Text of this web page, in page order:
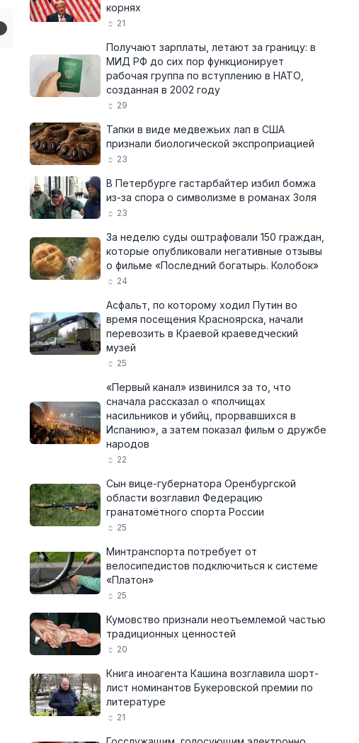
корнях
21
Получают зарплаты, летают за границу: в
МИД РФ до сих пор функционирует
рабочая группа по вступлению в НАТО,
созданная в 2002 году
29
Тапки в виде медвежьих лап в США
признали биологической экспроприацией
23
В Петербурге гастарбайтер избил бомжа
из-за спора о символизме в романах Золя
23
За неделю суды оштрафовали 150 граждан,
которые опубликовали негативные отзывы
о фильме «Последний богатырь. Колобок»
24
Асфальт, по которому ходил Путин во
время посещения Красноярска, начали
перевозить в Краевой краеведческий
музей
25
«Первый канал» извинился за то, что
сначала рассказал о «полчищах
насильников и убийц, прорвавшихся в
Испанию», а затем показал фильм о дружбе
народов
22
Сын вице-губернатора Оренбургской
области возглавил Федерацию
гранатомётного спорта России
25
Минтранспорта потребует от
велосипедистов подключиться к системе
«Платон»
25
Кумовство признали неотъемлемой частью
традиционных ценностей
20
Книга иноагента Кашина возглавила шорт-
лист номинантов Букеровской премии по
литературе
21